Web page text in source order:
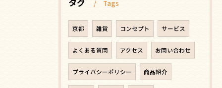
Tags
京都 雑貨 コンセプト サービス
よくある質問 アクセス お問い合わせ
プライバシーポリシー 商品紹介